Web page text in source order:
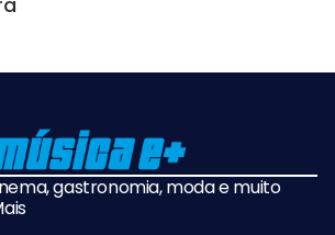
gastronomia, moda e muito